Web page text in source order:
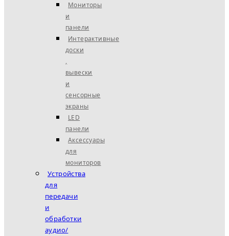
Мониторы
и
панели
Интерактивные
доски
,
вывески
и
сенсорные
экраны
LED
панели
Аксессуары
для
мониторов
Устройства
для
передачи
и
обработки
аудио/